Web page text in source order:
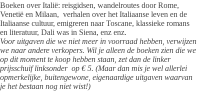
Boeken over Italië: reisgidsen, wandelroutes door Rome,
Venetië en Milaan, verhalen over het Italiaanse leven en de
Italiaanse cultuur, emigreren naar Toscane, klassieke romans
en literatuur, Dali was in Siena, enz enz.
Voor uitgaven die we niet meer in voorraad hebben, verwijzen
we naar andere verkopers. Wil je alleen de boeken zien die we
op dit moment te koop hebben staan, zet dan de linker
prijsschuif linksonder op € 5. (Maar dan mis je wel allerlei
opmerkelijke, buitengewone, eigenaardige uitgaven waarvan
je het bestaan nog niet wist!)